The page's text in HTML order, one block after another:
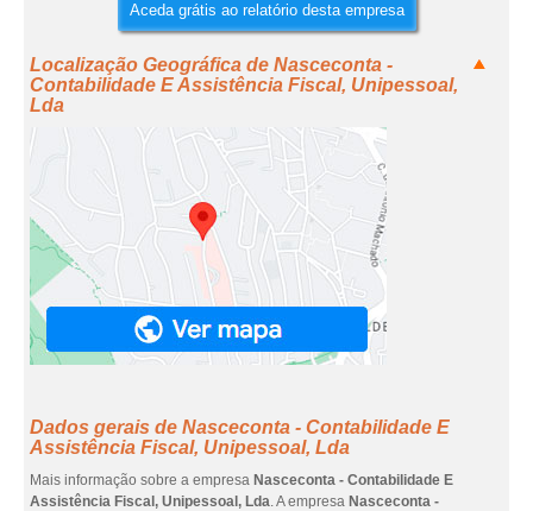
Aceda grátis ao relatório desta empresa
Localização Geográfica de Nasceconta -
Contabilidade E Assistência Fiscal, Unipessoal,
Lda
Dados gerais de Nasceconta - Contabilidade E
Assistência Fiscal, Unipessoal, Lda
Mais informação sobre a empresa Nasceconta - Contabilidade E
Assistência Fiscal, Unipessoal, Lda. A empresa Nasceconta -